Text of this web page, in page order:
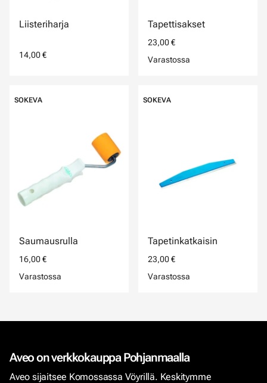
Liisteriharja
14,00 €
Tapettisakset
23,00 €
Varastossa
SOKEVA
Saumausrulla
16,00 €
Varastossa
SOKEVA
Tapetinkatkaisin
23,00 €
Varastossa
Aveo on verkkokauppa Pohjanmaalla
Aveo sijaitsee Komossassa Vöyrillä. Keskitymme